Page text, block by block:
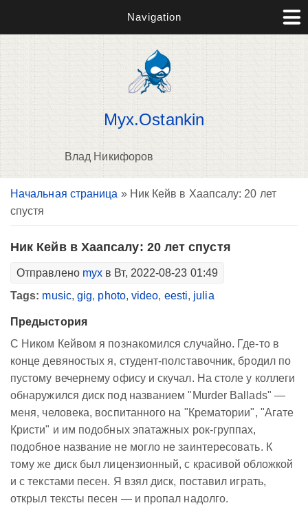
Navigation
Myx.Ostankin
Влад Никифоров
Вы здесь
Начальная страница » Ник Кейв в Хаапсалу: 20 лет
спустя
Ник Кейв в Хаапсалу: 20 лет спустя
Отправлено myx в Вт, 2022-08-23 01:49
Tags: music,gig, photo,video, eesti, julia
Предыстория
C Ником Кейвом я познакомился случайно. Где-то в
конце девяностых я, студент-полставочник, бродил по
пустому вечернему офису и скучал. На столе у коллеги
обнаружился диск под названием "Murder Ballads" —
меня, человека, воспитанного на "Крематории", "Агате
Кристи" и им подобных эпатажных рок-группах,
подобное название не могло не заинтересовать. К
тому же диск был лицензионный, с красивой обложкой
и с текстами песен. Я взял диск, поставил играть,
открыл тексты песен — и пропал надолго.